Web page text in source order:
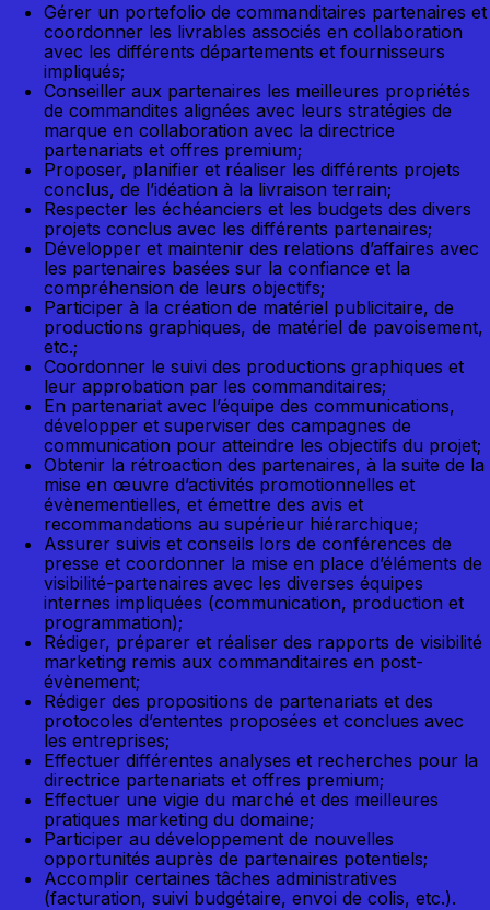
Gérer un portefolio de commanditaires partenaires et
coordonner les livrables associés en collaboration
avec les différents départements et fournisseurs
impliqués;
Conseiller aux partenaires les meilleures propriétés
de commandites alignées avec leurs stratégies de
marque en collaboration avec la directrice
partenariats et offres premium;
Proposer, planifier et réaliser les différents projets
conclus, de l’idéation à la livraison terrain;
Respecter les échéanciers et les budgets des divers
projets conclus avec les différents partenaires;
Développer et maintenir des relations d’affaires avec
les partenaires basées sur la confiance et la
compréhension de leurs objectifs;
Participer à la création de matériel publicitaire, de
productions graphiques, de matériel de pavoisement,
etc.;
Coordonner le suivi des productions graphiques et
leur approbation par les commanditaires;
En partenariat avec l’équipe des communications,
développer et superviser des campagnes de
communication pour atteindre les objectifs du projet;
Obtenir la rétroaction des partenaires, à la suite de la
mise en œuvre d’activités promotionnelles et
évènementielles, et émettre des avis et
recommandations au supérieur hiérarchique;
Assurer suivis et conseils lors de conférences de
presse et coordonner la mise en place d’éléments de
visibilité-partenaires avec les diverses équipes
internes impliquées (communication, production et
programmation);
Rédiger, préparer et réaliser des rapports de visibilité
marketing remis aux commanditaires en post-
évènement;
Rédiger des propositions de partenariats et des
protocoles d’ententes proposées et conclues avec
les entreprises;
Effectuer différentes analyses et recherches pour la
directrice partenariats et offres premium;
Effectuer une vigie du marché et des meilleures
pratiques marketing du domaine;
Participer au développement de nouvelles
opportunités auprès de partenaires potentiels;
Accomplir certaines tâches administratives
(facturation, suivi budgétaire, envoi de colis, etc.).